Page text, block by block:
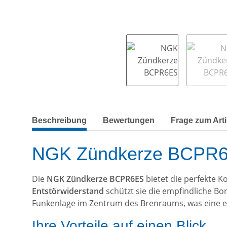
weitere Registerkarten anzeigen
Beschreibung Bewertungen Frage zum
NGK Zündkerze
Die NGK Zündkerze BCPR6ES bietet die perfekte
Entstörwiderstand schützt sie die empfindliche
Funkenlage im Zentrum des Brenraums, was